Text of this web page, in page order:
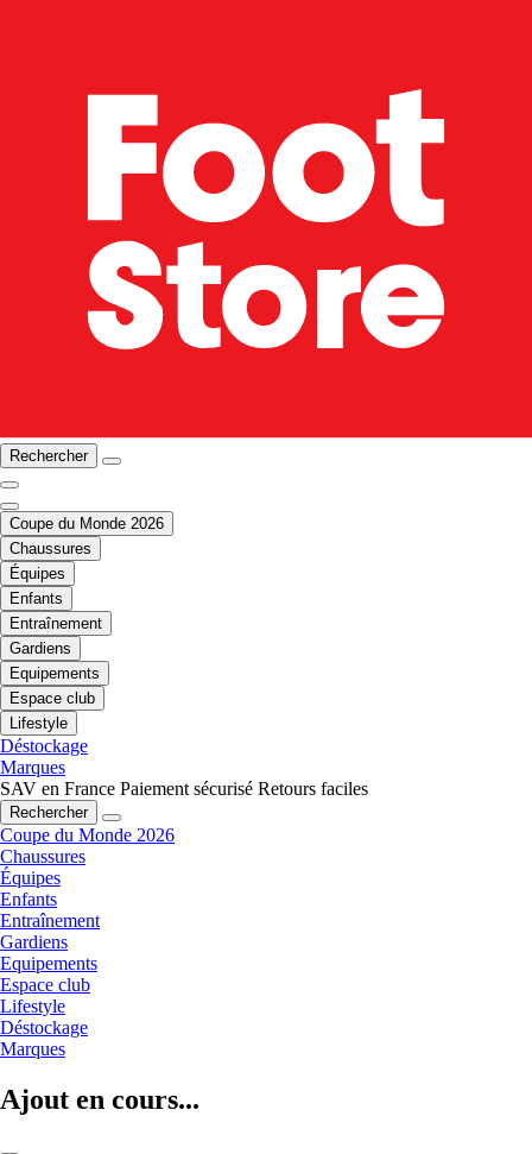
Rechercher
Coupe du Monde 2026
Chaussures
Équipes
Enfants
Entraînement
Gardiens
Equipements
Espace club
Lifestyle
Déstockage
Marques
SAV en France Paiement sécurisé Retours faciles
Rechercher
Coupe du Monde 2026
Chaussures
Équipes
Enfants
Entraînement
Gardiens
Equipements
Espace club
Lifestyle
Déstockage
Marques
Ajout en cours...